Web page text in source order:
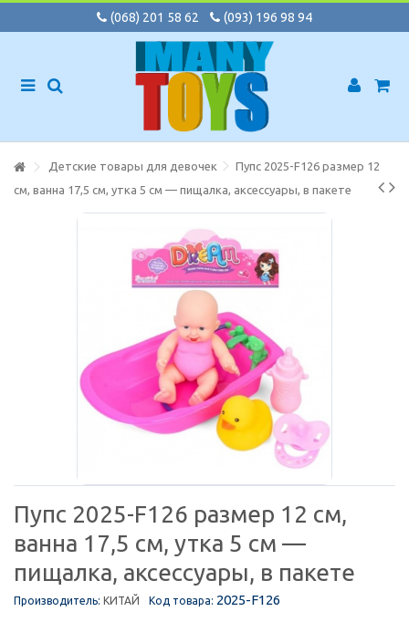
(068) 201 58 62 (093) 196 98 94
Детские товары для девочек
Пупс 2025-F126 размер 12
см, ванна 17,5 см, утка 5 см — пищалка, аксессуары, в пакете
Пупс 2025-F126 размер 12 см,
ванна 17,5 см, утка 5 см —
пищалка, аксессуары, в пакете
Производитель: КИТАЙ Код товара: 2025-F126